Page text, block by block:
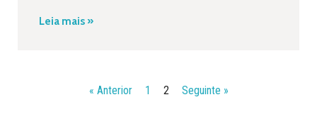
Leia mais »
« Anterior 1 2 Seguinte »